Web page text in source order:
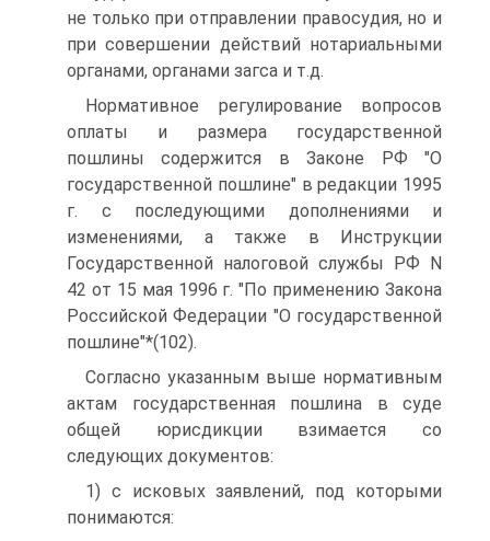
не только при отправлении правосудия, но и
при совершении действий нотариальными
органами, органами загса и т.д.
Нормативное регулирование вопросов
оплаты и размера государственной
пошлины содержится в Законе РФ "О
государственной пошлине" в редакции 1995
г. с последующими дополнениями и
изменениями, а также в Инструкции
Государственной налоговой службы РФ N
42 от 15 мая 1996 г. "По применению Закона
Российской Федерации "О государственной
пошлине"*(102).
Согласно указанным выше нормативным
актам государственная пошлина в суде
общей юрисдикции взимается со
следующих документов:
1) с исковых заявлений, под которыми
понимаются: